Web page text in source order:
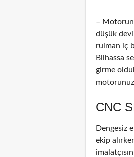
–
düşük
rulman iç
Bilhassa
girme
CNC
Dengesiz
ekip